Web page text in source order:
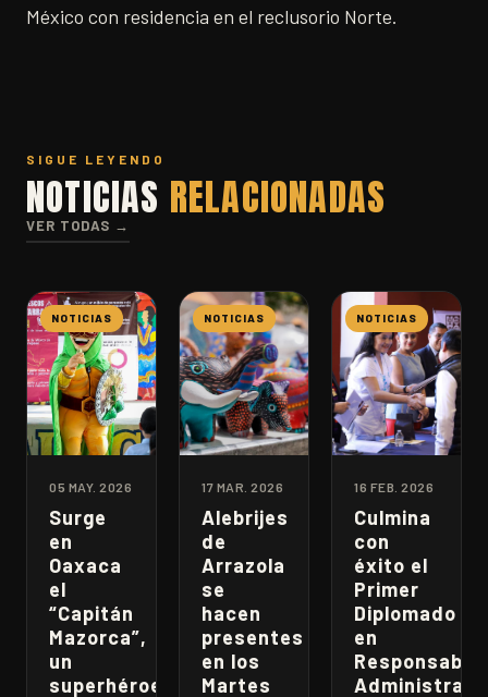
México con residencia en el reclusorio Norte.
SIGUE LEYENDO
NOTICIAS RELACIONADAS
VER TODAS →
NOTICIAS
05 MAY. 2026
Surge
en
Oaxaca
el
“Capitán
Mazorca”,
un
superhéroe
NOTICIAS
17 MAR. 2026
Alebrijes
de
Arrazola
se
hacen
presentes
en los
Martes
NOTICIAS
16 FEB. 2026
Culmina
con
éxito el
Primer
Diplomado
en